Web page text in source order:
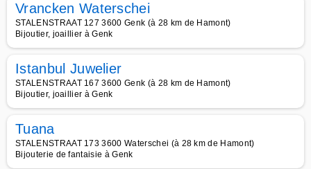
Vrancken Waterschei
STALENSTRAAT 127 3600 Genk (à 28 km de Hamont)
Bijoutier, joaillier à Genk
Istanbul Juwelier
STALENSTRAAT 167 3600 Genk (à 28 km de Hamont)
Bijoutier, joaillier à Genk
Tuana
STALENSTRAAT 173 3600 Waterschei (à 28 km de Hamont)
Bijouterie de fantaisie à Genk